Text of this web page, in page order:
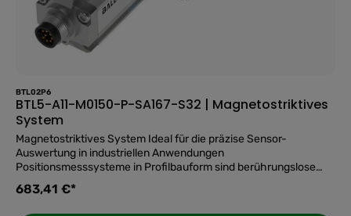
BTL02P6
BTL5-A11-M0150-P-SA167-S32 | Magnetostriktives
System
Magnetostriktives System Ideal für die präzise Sensor-
Auswertung in industriellen Anwendungen
Positionsmesssysteme in Profilbauform sind berührungslose
und absolut messende Systeme zur präzisen Erfassung einer
oder mehrerer Positionen. Sie überzeugen in rauen
683,41 €*